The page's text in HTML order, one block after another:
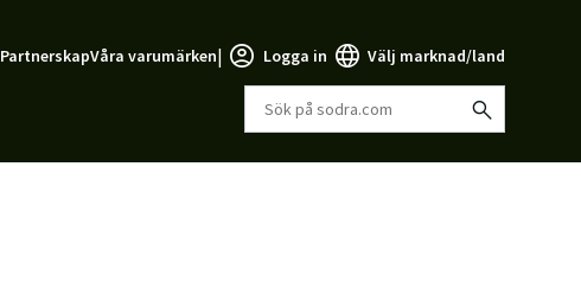
PartnerskapVåra varumärken| Logga in Välj marknad/land